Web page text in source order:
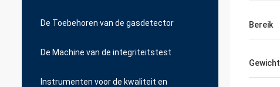
De Toebehoren van de gasdetector
De Machine van de integriteitstest
Instrumenten voor de kwaliteit en
Bereik
Gewicht